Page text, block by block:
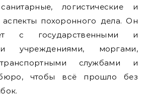
логистические и
похоронного дела. Он
с государственными и
учреждениями, моргами,
службами и
чтобы всё прошло без